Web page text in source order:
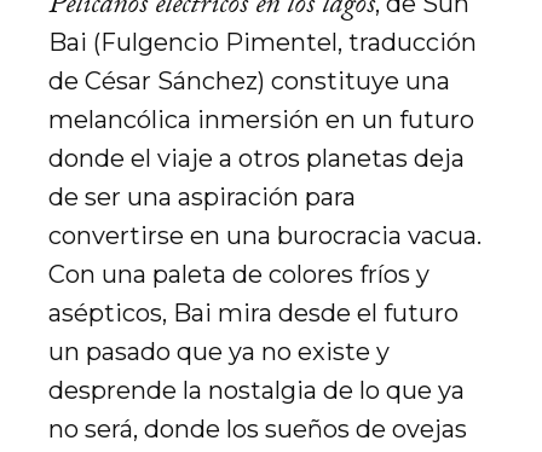
Bai (Fulgencio Pimentel, traducción
de César Sánchez) constituye una
melancólica inmersión en un futuro
donde el viaje a otros planetas deja
de ser una aspiración para
convertirse en una burocracia vacua.
Con una paleta de colores fríos y
asépticos, Bai mira desde el futuro
un pasado que ya no existe y
desprende la nostalgia de lo que ya
no será, donde los sueños de ovejas